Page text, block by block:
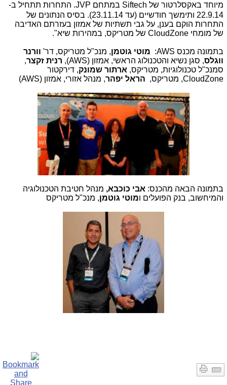
מיוחד באקסלרטור של Siftech במתחם JVP.
התחרות תתחיל ב-
22.9.14 ותימשך חודשיים (עד 23.11.14). בסיס הנתונים של
התחרות הוקם בענן, על גבי תשתיות של אמזון בעזרתם האדיבה
של מומחי CloudZone של מטריקס, במהירות שיא".
בתמונה מכנס AWS: מוטי גוטמן, מנכ"ל מטריקס, דר' וורנר
ווגלס, סגן נשיא והטכנולוג הראשי, אמזון (AWS), רנית זקצר,
סמנכ"ל טכנולוגיות, מטריקס, ארתור שמונק, דירקטור
CloudZone, מטריקס,
הראל יפהר, מנהל אזורי, אמזון (AWS)
בתמונה הבאה מהכנס: אבי כוכבא, מנהל חטיבת הטכנולוגיה
והמיחשוב, בנק הפועלים ומוטי גוטמן, מנכ"ל מטריקס